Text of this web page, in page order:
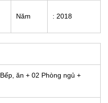
Năm : 2018
ăn + 02 Phòng ngủ +